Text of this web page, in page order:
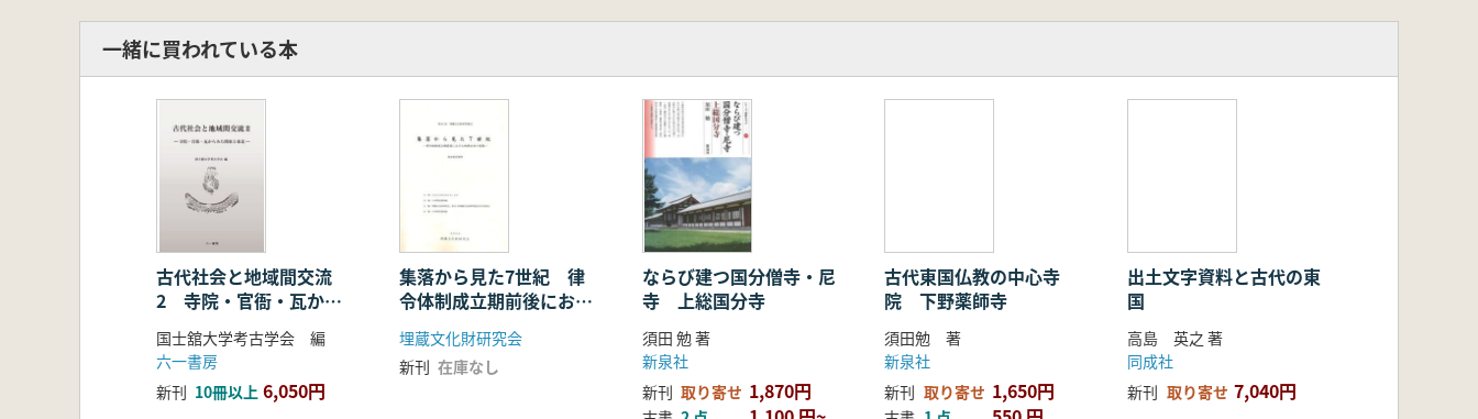
一緒に買われている本
古代社会と地域間交流
2 寺院・官衙・瓦から
みた関東と東北
国士舘大学考古学会 編
六一書房
新刊 10冊以上 6,050円
集落から見た7世紀 律
令体制成立期前後におけ
る地域社会の変貌
埋蔵文化財研究会
新刊 在庫なし
ならび建つ国分僧寺・尼
寺 上総国分寺
須田 勉 著
新泉社
新刊 取り寄せ 1,870円
古代東国仏教の中心寺
院 下野薬師寺
須田勉 著
新泉社
新刊 取り寄せ 1,650円
出土文字資料と古代の東
国
高島 英之 著
同成社
新刊 取り寄せ 7,040円